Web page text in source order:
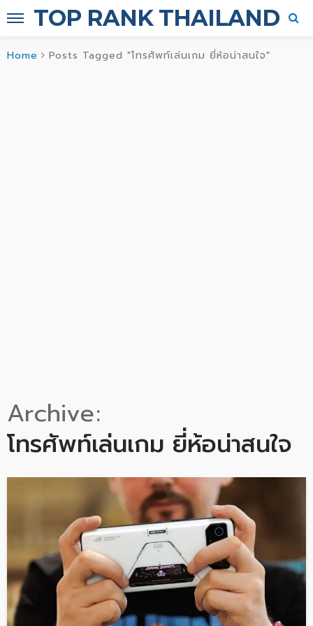
TOP RANK THAILAND
Home Posts Tagged "โทรศัพท์เล่นเกม ยี่ห้อน่าสนใจ"
Archive
โทรศัพท์เล่นเกม ยี่ห้อน่าสนใจ